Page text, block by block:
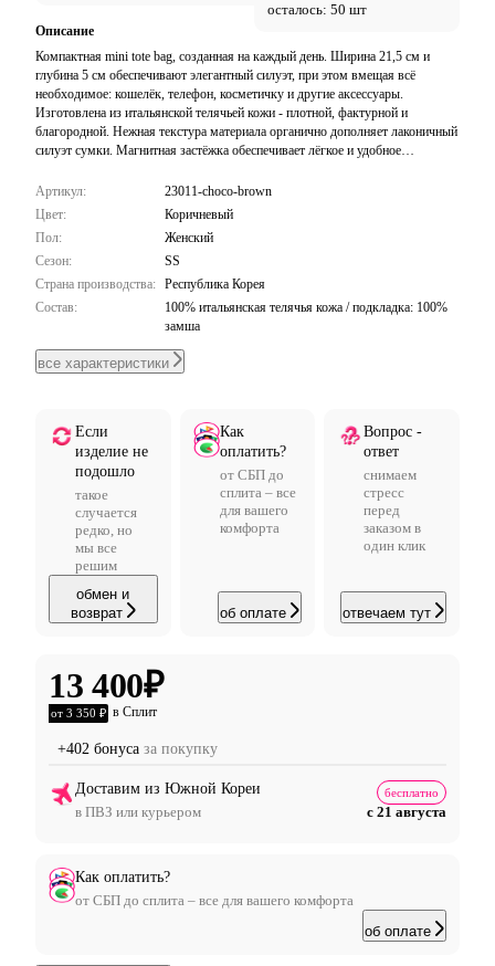
осталось: 50 шт
Описание
Компактная mini tote bag, созданная на каждый день. Ширина 21,5 см и
глубина 5 см обеспечивают элегантный силуэт, при этом вмещая всё
необходимое: кошелёк, телефон, косметичку и другие аксессуары.
Изготовлена из итальянской телячьей кожи - плотной, фактурной и
благородной. Нежная текстура материала органично дополняет лаконичный
силуэт сумки. Магнитная застёжка обеспечивает лёгкое и удобное
тоут или используйте прилагаемый ремень для ношения через плечо.
Минималистичный дизайн легко сочетается с образами от casual до formal -
идеальная сумка на каждый день.
Артикул:
23011-choco-brown
Цвет:
Коричневый
Пол:
Женский
Сезон:
SS
Страна производства: Республика Корея
Состав:
100% итальянская телячья кожа / подкладка: 100%
замша
все характеристики
Если
изделие не
подошло
такое
случается
редко, но
мы все
решим
обмен и
возврат
Как
оплатить?
от СБП до
сплита – все
для вашего
комфорта
об оплате
Вопрос -
ответ
снимаем
стресс
перед
заказом в
один клик
отвечаем тут
13 400₽
от 3 350 ₽ в Сплит
+402 бонуса за покупку
Доставим из Южной Кореи
в ПВЗ или курьером
бесплатно
с 21 августа
Как оплатить?
от СБП до сплита – все для вашего комфорта
об оплате